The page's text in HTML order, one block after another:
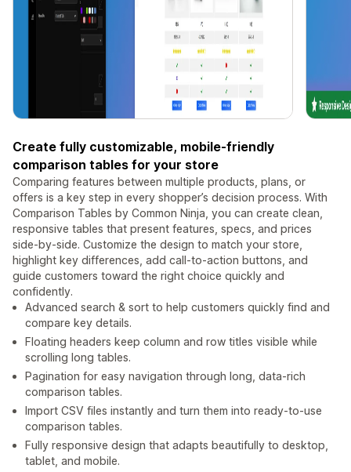
Create fully customizable, mobile-friendly
comparison tables for your store
Comparing features between multiple products, plans, or
offers is a key step in every shopper’s decision process. With
Comparison Tables by Common Ninja, you can create clean,
responsive tables that present features, specs, and prices
side-by-side. Customize the design to match your store,
highlight key differences, add call-to-action buttons, and
guide customers toward the right choice quickly and
confidently.
Advanced search & sort to help customers quickly find and
compare key details.
Floating headers keep column and row titles visible while
scrolling long tables.
Pagination for easy navigation through long, data-rich
comparison tables.
Import CSV files instantly and turn them into ready-to-use
comparison tables.
Fully responsive design that adapts beautifully to desktop,
tablet, and mobile.